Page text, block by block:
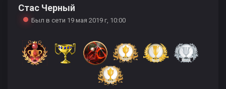
Стас Черный
Был в сети 19 мая 2019 г, 10:00